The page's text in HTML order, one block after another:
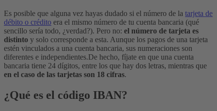
Es posible que alguna vez hayas dudado si el número de la tarjeta de
débito o crédito era el mismo número de tu cuenta bancaria (qué
sencillo sería todo, ¿verdad?). Pero no: el número de tarjeta es
distinto y solo corresponde a esta. Aunque los pagos de una tarjeta
estén vinculados a una cuenta bancaria, sus numeraciones son
diferentes e independientes.De hecho, fíjate en que una cuenta
bancaria tiene 24 dígitos, entre los que hay dos letras, mientras que
en el caso de las tarjetas son 18 cifras.
¿Qué es el código IBAN?